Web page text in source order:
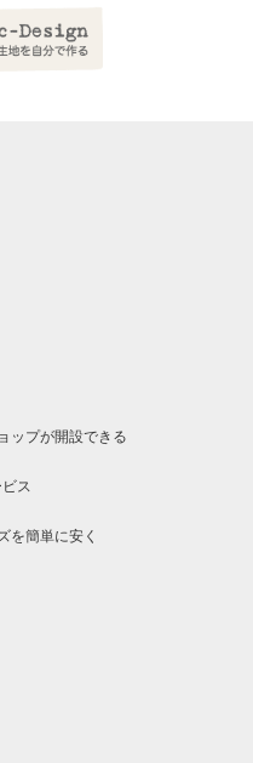
ップが開設できる
ス
を簡単に安く